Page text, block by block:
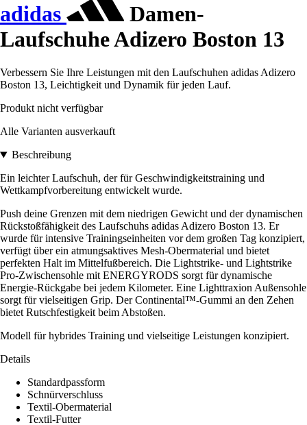
adidas
Damen-
Laufschuhe Adizero Boston 13
Verbessern Sie Ihre Leistungen mit den Laufschuhen adidas Adizero
Boston 13, Leichtigkeit und Dynamik für jeden Lauf.
Produkt nicht verfügbar
Alle Varianten ausverkauft
Beschreibung
Ein leichter Laufschuh, der für Geschwindigkeitstraining und
Wettkampfvorbereitung entwickelt wurde.
Push deine Grenzen mit dem niedrigen Gewicht und der dynamischen
Rückstoßfähigkeit des Laufschuhs adidas Adizero Boston 13. Er
wurde für intensive Trainingseinheiten vor dem großen Tag konzipiert,
verfügt über ein atmungsaktives Mesh-Obermaterial und bietet
perfekten Halt im Mittelfußbereich. Die Lightstrike- und Lightstrike
Pro-Zwischensohle mit ENERGYRODS sorgt für dynamische
Energie-Rückgabe bei jedem Kilometer. Eine Lighttraxion Außensohle
sorgt für vielseitigen Grip. Der Continental™-Gummi an den Zehen
bietet Rutschfestigkeit beim Abstoßen.
Modell für hybrides Training und vielseitige Leistungen konzipiert.
Details
Standardpassform
Schnürverschluss
Textil-Obermaterial
Textil-Futter